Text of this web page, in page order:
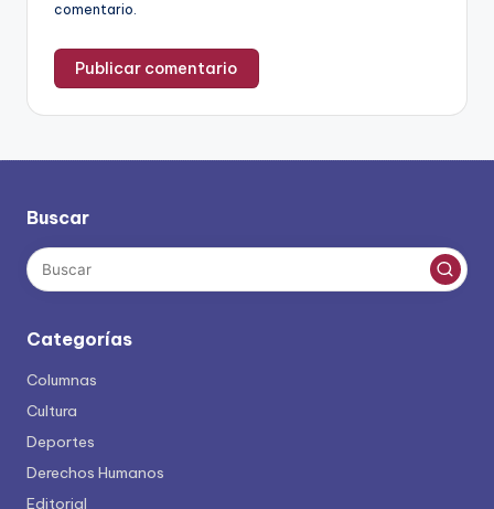
comentario.
Buscar
Categorías
Columnas
Cultura
Deportes
Derechos Humanos
Editorial